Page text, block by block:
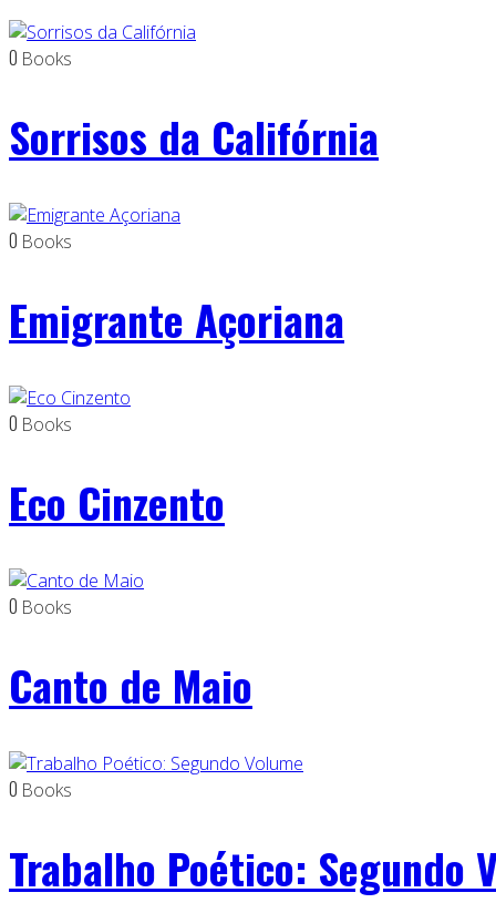
0 Books
Sorrisos da Califórnia
0 Books
Emigrante Açoriana
0 Books
Eco Cinzento
0 Books
Canto de Maio
0 Books
Trabalho Poético: Segundo